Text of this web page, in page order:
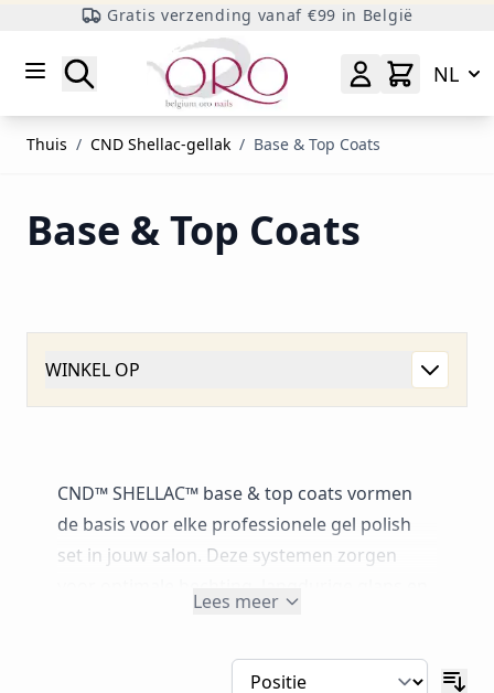
Gratis verzending vanaf €99 in België
Zoeken
NL
Thuis / CND Shellac-gellak / Base & Top Coats
Base & Top Coats
WINKEL OP
CND™ SHELLAC™ base & top coats vormen
de basis voor elke professionele gel polish
set in jouw salon. Deze systemen zorgen
volledige assortiment CND™ SHELLAC™ base
Lees meer